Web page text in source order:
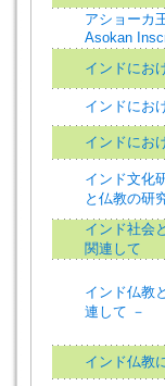
アショーカ
Asokan
インドにお
インドにお
インドにお
インド文化
と仏教の研
インド社会
関連して
インド仏教
連して －
インド仏教